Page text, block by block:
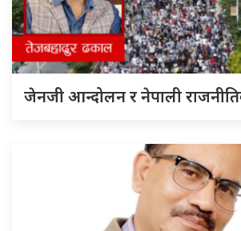
जेनजी आन्दोलन र नेपाली